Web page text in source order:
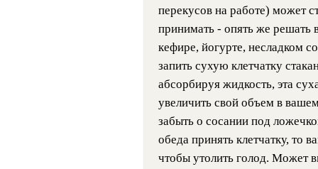
перекусов на работе) может
принимать - опять же решать
кефире, йогурте, несладком
запить сухую клетчатку
абсорбируя жидкость, эта
увеличить свой объем в
забыть о сосании под
обеда принять клетчатку, то
чтобы утолить голод. Может